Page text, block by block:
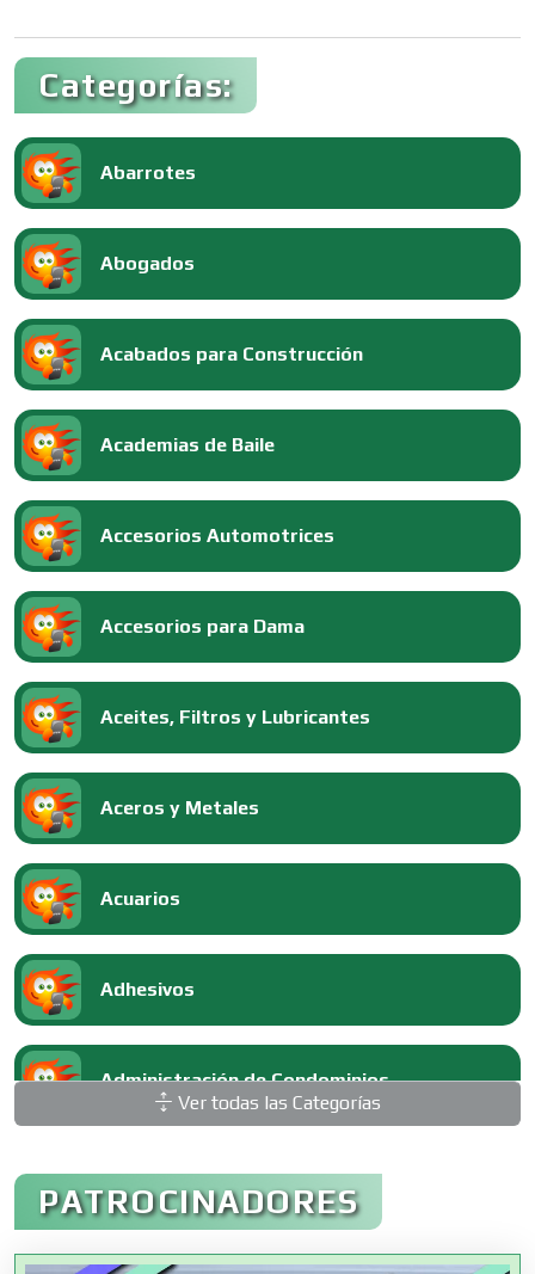
Categorías:
Abarrotes
Abogados
Acabados para Construcción
Academias de Baile
Accesorios Automotrices
Accesorios para Dama
Aceites, Filtros y Lubricantes
Aceros y Metales
Acuarios
Adhesivos
Administración de Condominios
Administración de Empresas
Agencias Aduanales
Ver todas las Categorías
PATROCINADORES